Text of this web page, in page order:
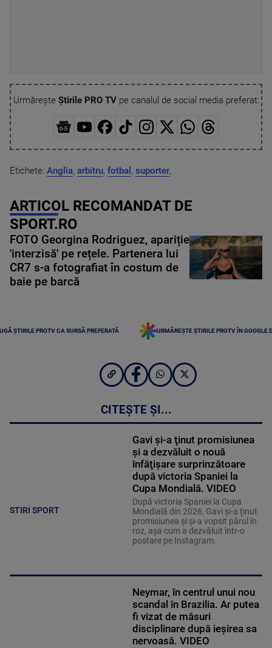
Urmărește Știrile PRO TVpe canalul de social media preferat:
Etichete: Anglia, arbitru, fotbal , suporter,
ARTICOL RECOMANDAT DE
SPORT.RO
FOTO Georgina Rodriguez, apariție
'interzisă' pe rețele. Partenera lui
CR7 s-a fotografiat în costum de
baie pe barcă
ȘTIRILE PROTV CA SURSĂ PREFERATĂ URMĂREȘTE ȘTIRILE PROTV ÎN GOOGLE
CITEȘTE ȘI...
STIRI SPORT
Gavi şi-a ţinut promisiunea
şi a dezvăluit o nouă
înfăţişare surprinzătoare
după victoria Spaniei la
Cupa Mondială. VIDEO
După victoria Spaniei la Cupa
Mondială din 2026, Gavi și-a ținut
promisiunea și și-a vopsit părul în
roz, așa cum a dezvăluit într-o
postare pe Instagram.
Neymar, în centrul unui nou
scandal în Brazilia. Ar putea
fi vizat de măsuri
disciplinare după ieșirea sa
nervoasă. VIDEO